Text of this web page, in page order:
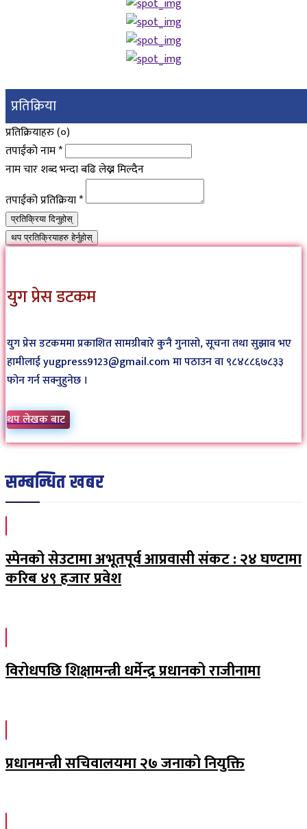
प्रतिक्रिया
प्रतिक्रियाहरु (०)
तपाईंको नाम*
नाम चार शब्द भन्दा बढि लेख्न मिल्दैन
तपाईंको प्रतिक्रिया*
प्रतिक्रिया दिनुहोस्
थप प्रतिक्रियाहरु हेर्नुहोस्
युग प्रेस डटकम
युग प्रेस डटकममा प्रकाशित सामग्रीबारे कुनै गुनासो, सूचना तथा सुझाव भए
हामीलाई yugpress9123@gmail.com मा पठाउन वा ९८४८८६७८३३
फोन गर्न सक्नुहुनेछ ।
थप लेखक बाट
सम्बन्धित खबर
स्पेनको सेउटामा अभूतपूर्व आप्रवासी संकट : २४ घण्टामा
करिब ४९ हजार प्रवेश
विरोधपछि शिक्षामन्त्री धर्मेन्द्र प्रधानको राजीनामा
प्रधानमन्त्री सचिवालयमा २७ जनाको नियुक्ति